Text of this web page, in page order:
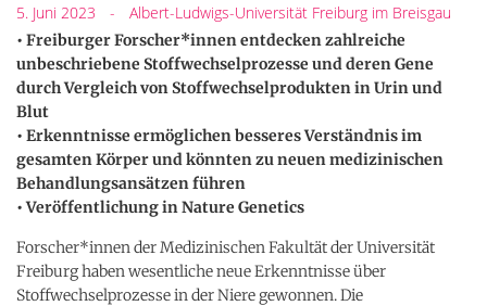
5. Juni 2023 - Albert-Ludwigs-Universität Freiburg im Breisgau
• Freiburger Forscher*innen entdecken zahlreiche
unbeschriebene Stoffwechselprozesse und deren Gene
durch Vergleich von Stoffwechselprodukten in Urin und
Blut
• Erkenntnisse ermöglichen besseres Verständnis im
gesamten Körper und könnten zu neuen medizinischen
Behandlungsansätzen führen
• Veröffentlichung in Nature Genetics
Forscher*innen der Medizinischen Fakultät der Universität
Freiburg haben wesentliche neue Erkenntnisse über
Stoffwechselprozesse in der Niere gewonnen. Die